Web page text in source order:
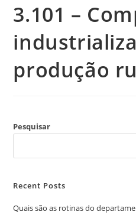
3.101 –
produção
Pesquisar
Recent Posts
Quais são as rotinas do